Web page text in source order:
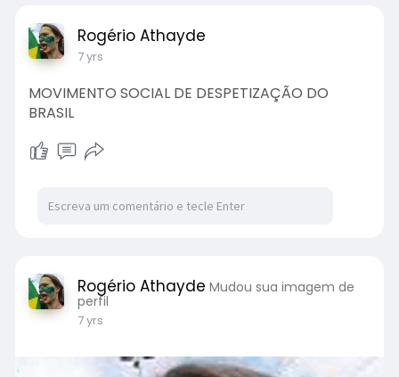
Rogério Athayde
7 yrs
MOVIMENTO SOCIAL DE DESPETIZAÇÃO DO
BRASIL
Rogério Athayde Mudou sua imagem de
perfil
7 yrs